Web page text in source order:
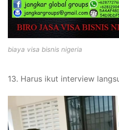
biaya visa bisnis nigeria
13. Harus ikut interview